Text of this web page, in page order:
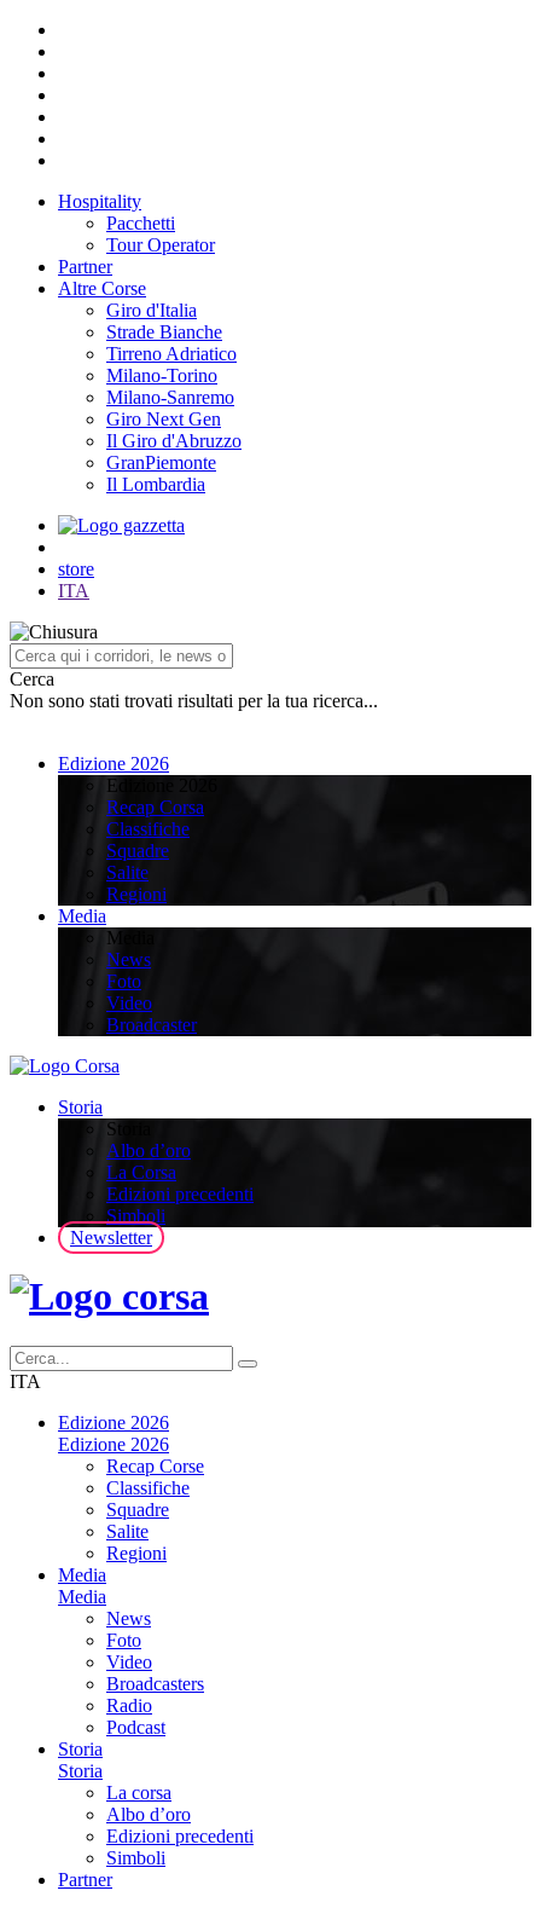
Hospitality
Pacchetti
Tour Operator
Partner
Altre Corse
Giro d'Italia
Strade Bianche
Tirreno Adriatico
Milano-Torino
Milano-Sanremo
Giro Next Gen
Il Giro d'Abruzzo
GranPiemonte
Il Lombardia
store
ITA
Cerca
Non sono stati trovati risultati per la tua ricerca...
Edizione 2026
Edizione 2026
Recap Corsa
Classifiche
Squadre
Salite
Regioni
Media
Media
News
Foto
Video
Broadcaster
Storia
Storia
Albo d’oro
La Corsa
Edizioni precedenti
Simboli
Newsletter
ITA
Edizione 2026
Edizione 2026
Recap Corse
Classifiche
Squadre
Salite
Regioni
Media
Media
News
Foto
Video
Broadcasters
Radio
Podcast
Storia
Storia
La corsa
Albo d’oro
Edizioni precedenti
Simboli
Partner